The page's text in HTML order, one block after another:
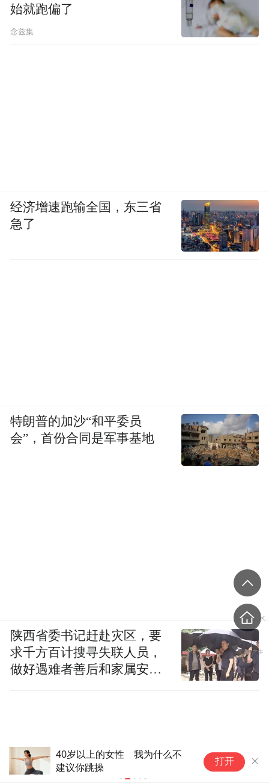
40岁以上的女性 我为什么不
建议你跳操
打开
始就跑偏了
念兹集
经济增速跑输全国，东三省
急了
特朗普的加沙“和平委员
会”，首份合同是军事基地
陕西省委书记赶赴灾区，要
求千方百计搜寻失联人员，
做好遇难者善后和家属安抚